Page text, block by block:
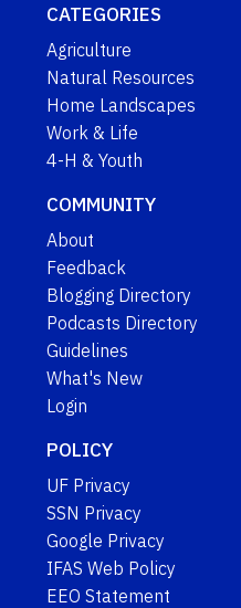
CATEGORIES
Agriculture
Natural Resources
Home Landscapes
Work & Life
4-H & Youth
COMMUNITY
About
Feedback
Blogging Directory
Podcasts Directory
Guidelines
What's New
Login
POLICY
UF Privacy
SSN Privacy
Google Privacy
IFAS Web Policy
EEO Statement